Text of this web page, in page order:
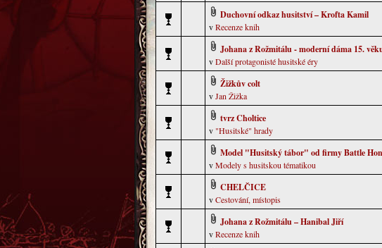
Duchovní odkaz husitství – Krofta Kamil
vRecenze knih
Johana z Rožmitálu - moderní dáma 15.
vDalší protagonisté husitské éry
Žižkův colt
vJan Žižka
tvrz Choltice
v "Husitské" hrady
Model "Husitský tábor" od firmy Battle
vModely s husitskou tématikou
CHELČICE
vCestování, místopis
Johana z Rožmitálu – Hanibal Jiří
vRecenze knih